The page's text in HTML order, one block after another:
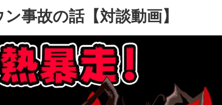
事故の話【対談動画】